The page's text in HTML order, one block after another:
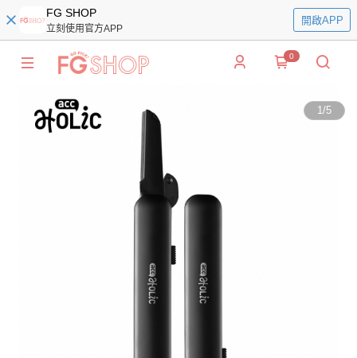
FG SHOP
立刻使用官方APP
開啟APP
0
1/5